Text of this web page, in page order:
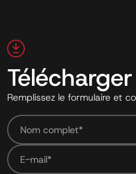
Remplissez le formulaire et